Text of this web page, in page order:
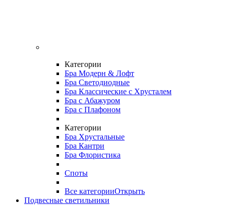
Категории
Бра Модерн & Лофт
Бра Светодиодные
Бра Классические с Хрусталем
Бра с Абажуром
Бра с Плафоном
Категории
Бра Хрустальные
Бра Кантри
Бра Флористика
Споты
Все категорииОткрыть
Подвесные светильники